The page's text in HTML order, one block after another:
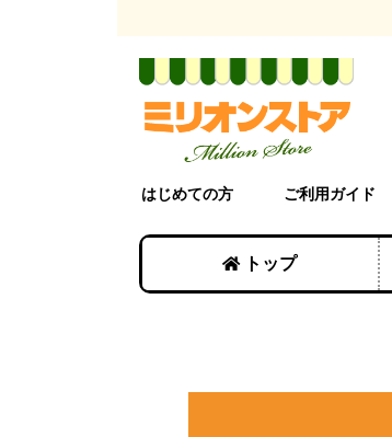
はじめての方 ご利用ガイド
トップ